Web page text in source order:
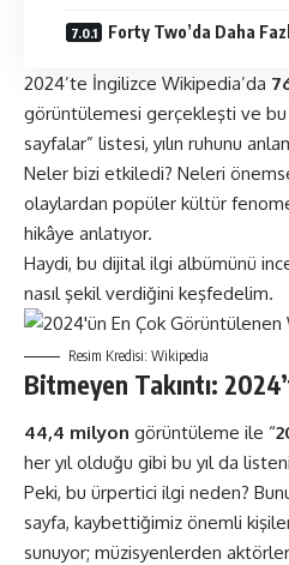
Forty Two’da Daha
2024’te İngilizce Wikipedia’da
görüntülemesi gerçekleşti ve bu
sayfalar” listesi, yılın ruhunu
Neler bizi etkiledi? Neleri
olaylardan popüler kültür
hikâye anlatıyor.
Haydi, bu dijital ilgi albümünü
nasıl şekil verdiğini keşfedelim.
Resim Kredisi: Wikipedia
Bitmeyen Takıntı:
44,4 milyon görüntüleme ile “
her yıl olduğu gibi bu yıl da
Peki, bu ürpertici ilgi neden?
sayfa, kaybettiğimiz önemli
sunuyor; müzisyenlerden